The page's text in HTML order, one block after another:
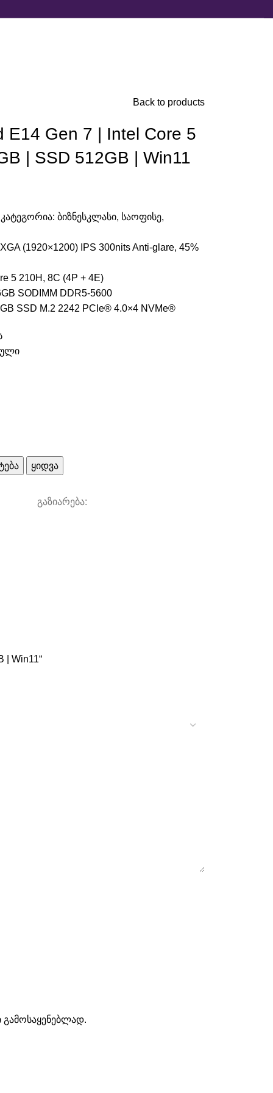
Back to products
E14 Gen 7 | Intel Core 5
| SSD 512GB | Win11
კატეგორია: ბიზნესკლასი, საოფისე,
(1920×1200) IPS 300nits Anti-glare, 45%
5 210H, 8C (4P + 4E)
SODIMM DDR5-5600
SSD M.2 2242 PCIe® 4.0×4 NVMe®
ყიდვა
გაზიარება:
| Win11“
გამოსაყენებლად.